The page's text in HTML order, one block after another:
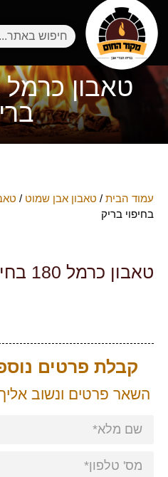
עמוד הבית / טאבון אבן שמוט /
בחיפוי בריק
טאבון כרמל 180 בחיפוי בריק
קבלת פרטים
השאר פרטים ונשוב